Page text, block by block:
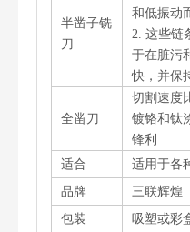
半凿子铣
刀
和低振动
2. 这些链
于在脏污
快，并保
全凿刀
切割速度
镀铬和钛
锋利
适合
适用于各
品牌
三联辉煌
包装
吸塑或彩